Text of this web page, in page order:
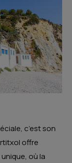
c’est son
offre
où la